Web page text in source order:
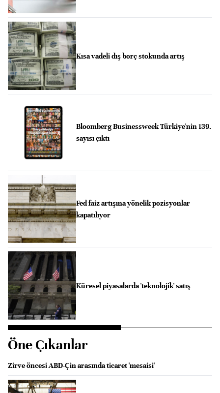
Kısa vadeli dış borç stokunda artış
Bloomberg Businessweek Türkiye'nin 139.
sayısı çıktı
Fed faiz artışına yönelik pozisyonlar
kapatılıyor
Küresel piyasalarda 'teknolojik' satış
Öne Çıkanlar
Zirve öncesi ABD-Çin arasında ticaret 'mesaisi'